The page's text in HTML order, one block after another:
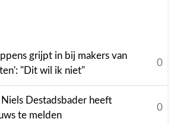
grijpt in bij makers van
"Dit wil ik niet"
0
Destadsbader heeft
te melden
0